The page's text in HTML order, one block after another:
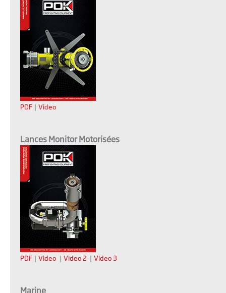
PDF | Video
Lances Monitor Motorisées
PDF | Video | Video 2 | Video 3
Marine